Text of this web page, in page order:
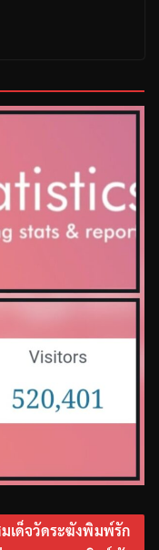
มเด็จวัดระฆังพิมพ์รัก